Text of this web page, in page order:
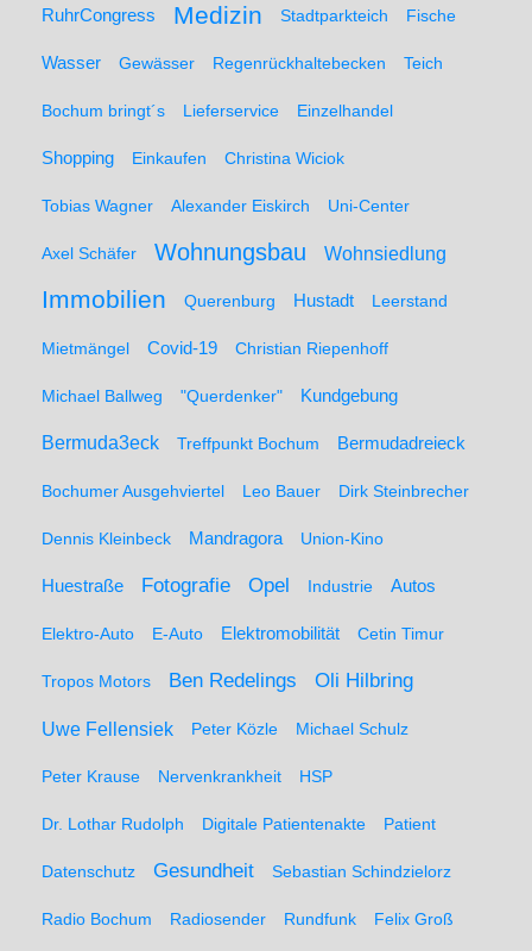
RuhrCongress Medizin Stadtparkteich Fische
Wasser Gewässer Regenrückhaltebecken Teich
Bochum bringt´s Lieferservice Einzelhandel
Shopping Einkaufen Christina Wiciok
Tobias Wagner Alexander Eiskirch Uni-Center
Axel Schäfer Wohnungsbau Wohnsiedlung
Immobilien Querenburg Hustadt Leerstand
Mietmängel Covid-19 Christian Riepenhoff
Michael Ballweg "Querdenker" Kundgebung
Bermuda3eck Treffpunkt Bochum Bermudadreieck
Bochumer Ausgehviertel Leo Bauer Dirk Steinbrecher
Dennis Kleinbeck Mandragora Union-Kino
Huestraße Fotografie Opel Industrie Autos
Elektro-Auto E-Auto Elektromobilität Cetin Timur
Tropos Motors Ben Redelings Oli Hilbring
Uwe Fellensiek Peter Közle Michael Schulz
Peter Krause Nervenkrankheit HSP
Dr. Lothar Rudolph Digitale Patientenakte Patient
Datenschutz Gesundheit Sebastian Schindzielorz
Radio Bochum Radiosender Rundfunk Felix Groß